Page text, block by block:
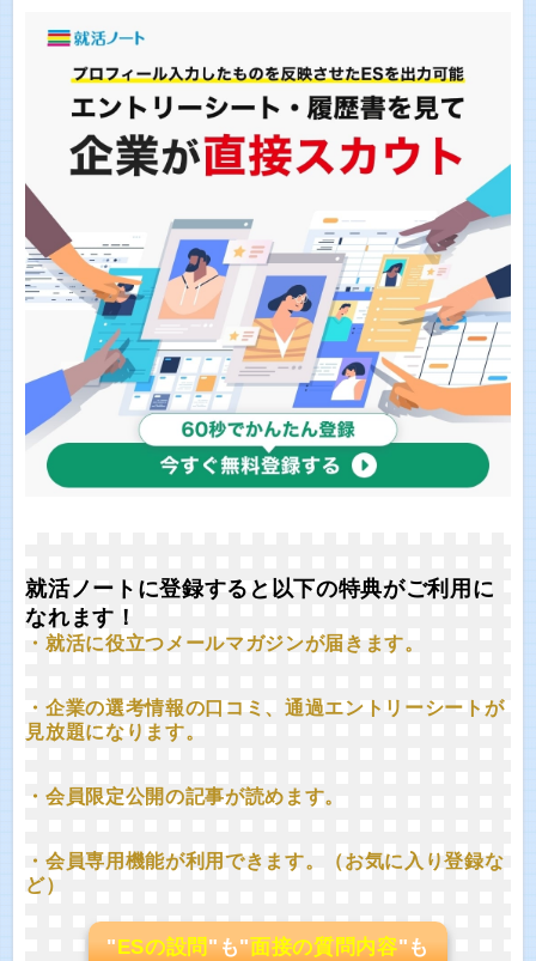
就活ノートに登録すると以下の特典がご利用に
なれます！
・就活に役立つメールマガジンが届きます。
・企業の選考情報の口コミ、通過エントリーシートが
見放題になります。
・会員限定公開の記事が読めます。
・会員専用機能が利用できます。（お気に入り登録な
ど）
"ESの設問"も"面接の質問内容"も